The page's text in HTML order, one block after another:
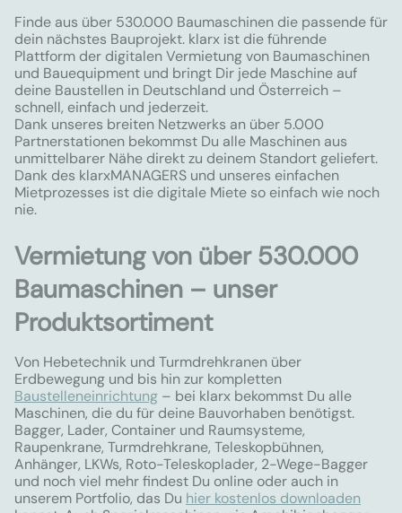
Finde aus über 530.000 Baumaschinen die passende für
dein nächstes Bauprojekt. klarx ist die führende
Plattform der digitalen Vermietung von Baumaschinen
und Bauequipment und bringt Dir jede Maschine auf
deine Baustellen in Deutschland und Österreich –
schnell, einfach und jederzeit.
Dank unseres breiten Netzwerks an über 5.000
Partnerstationen bekommst Du alle Maschinen aus
unmittelbarer Nähe direkt zu deinem Standort geliefert.
Dank des klarxMANAGERS und unseres einfachen
Mietprozesses ist die digitale Miete so einfach wie noch
nie.
Vermietung von über 530.000
Baumaschinen – unser
Produktsortiment
Von Hebetechnik und Turmdrehkranen über
Erdbewegung und bis hin zur kompletten
Baustelleneinrichtung – bei klarx bekommst Du alle
Maschinen, die du für deine Bauvorhaben benötigst.
Bagger, Lader, Container und Raumsysteme,
Raupenkrane, Turmdrehkrane, Teleskopbühnen,
Anhänger, LKWs, Roto-Teleskoplader, 2-Wege-Bagger
und noch viel mehr findest Du online oder auch in
unserem Portfolio, das Du hier kostenlos downloaden